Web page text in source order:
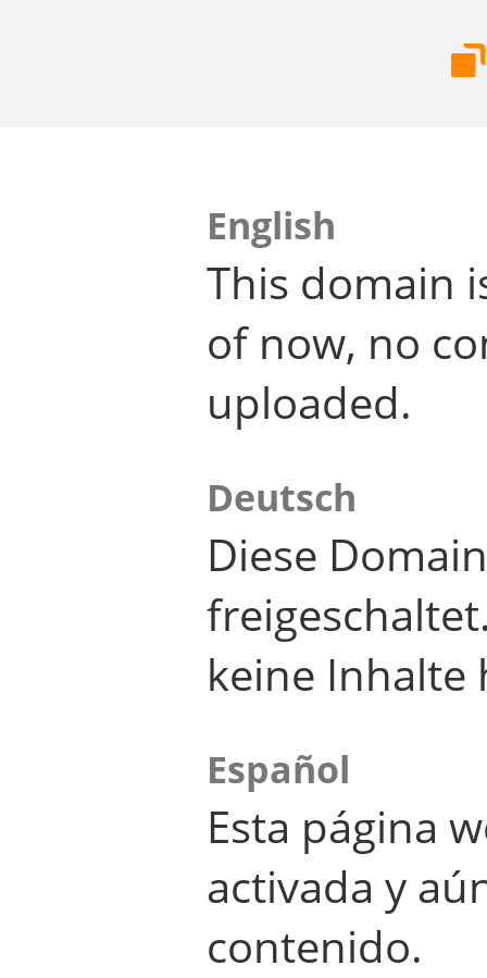
English
This domain
of now, no
uploaded.
Deutsch
Diese
keine Inhalte
Español
Esta página
activada y
contenido.